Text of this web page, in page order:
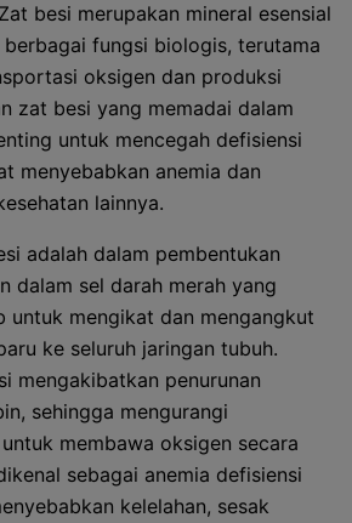
besi merupakan mineral esensial
fungsi biologis, terutama
oksigen dan produksi
zat besi yang memadai dalam
untuk mencegah defisiensi
menyebabkan anemia dan
lainnya.
adalah dalam pembentukan
dalam sel darah merah yang
untuk mengikat dan mengangkut
ke seluruh jaringan tubuh.
mengakibatkan penurunan
sehingga mengurangi
membawa oksigen secara
sebagai anemia defisiensi
kelelahan, sesak